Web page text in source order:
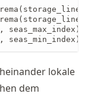
lokale
dem